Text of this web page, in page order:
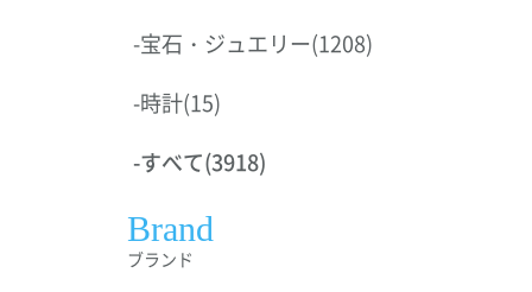
-宝石・ジュエリー(1208)
-時計(15)
-すべて(3918)
Brand
ブランド